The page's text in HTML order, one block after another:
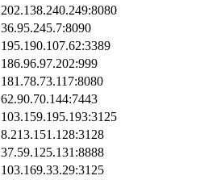
202.138.240.249:8080
36.95.245.7:8090
195.190.107.62:3389
186.96.97.202:999
181.78.73.117:8080
62.90.70.144:7443
103.159.195.193:3125
8.213.151.128:3128
37.59.125.131:8888
103.169.33.29:3125